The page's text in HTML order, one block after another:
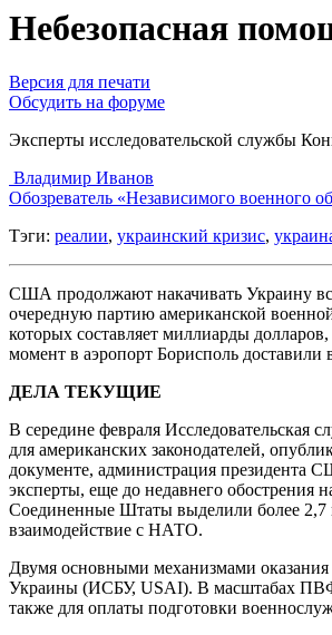
Небезопасная
Версия для печати
Обсудить на форуме
Эксперты исследовательской службы
Владимир Иванов
Обозреватель «Независимого военного
Тэги: реалии, украинский кризис,
США продолжают накачивать Украину
очередную партию американской
которых составляет миллиарды
момент в аэропорт Борисполь
ДЕЛА ТЕКУЩИЕ
В середине февраля Исследовательская
для американских законодателей,
документе, администрация президента
эксперты, еще до недавнего
Соединенные Штаты выделили более 2,7
взаимодействие с НАТО.
Двумя основными механизмами
Украины (ИСБУ, USAI). В масштабах
также для оплаты подготовки